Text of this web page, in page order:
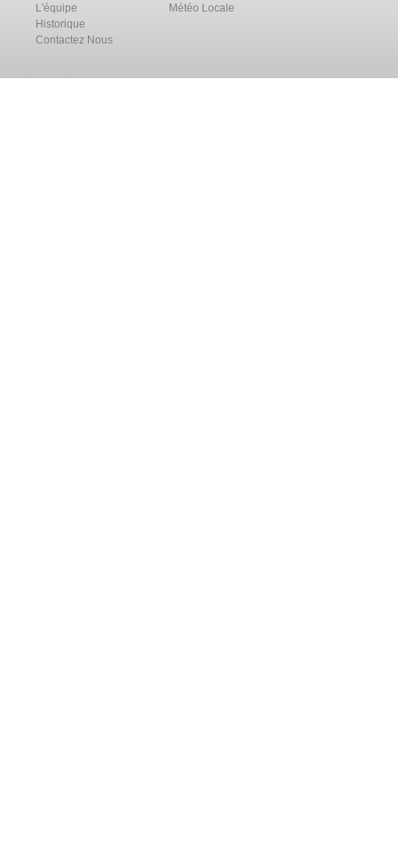
L'équipe
Historique
Contactez Nous
Météo Locale